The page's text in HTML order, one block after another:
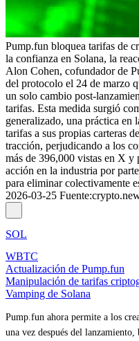
Pump.fun bloquea tarifas de
la confianza en Solana, la
Alon Cohen, cofundador de
del protocolo el 24 de marzo
un solo cambio post-
tarifas. Esta medida surgió
generalizado, una práctica en
tarifas a sus propias carteras
tracción, perjudicando a los
más de 396,000 vistas en X
acción en la industria por
para eliminar colectivamente
2026-03-25 Fuente:
SOL
WBTC
Actualización de Pump.fun
Manipulación de tarifas
Vamping de Solana
Pump.fun ahora permite a los
una vez después del